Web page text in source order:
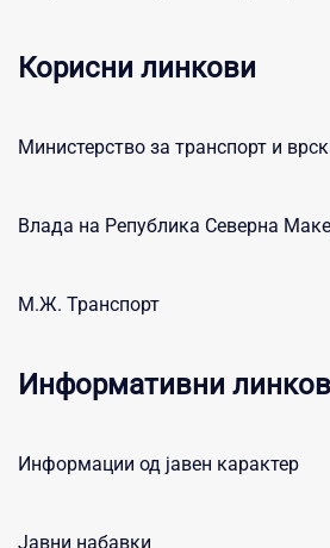
Корисни линкови
Министерство за транспорт и
Влада на Република Северна
М.Ж. Транспорт
Информативни
Информации од јавен карактер
Јавни набавки